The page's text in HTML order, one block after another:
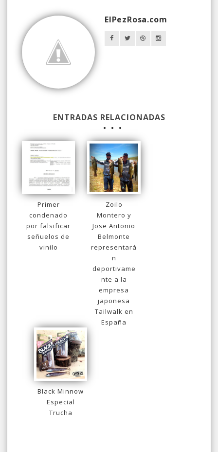
ElPezRosa.com
ENTRADAS RELACIONADAS
Primer
condenado
por falsificar
señuelos de
vinilo
Zoilo
Montero y
Jose Antonio
Belmonte
representará
n
deportivame
nte a la
empresa
japonesa
Tailwalk en
España
Black Minnow
Especial
Trucha